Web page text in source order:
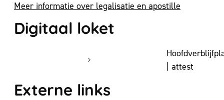
Meer informatie over legalisatie en apostille
Digitaal loket
| attest
Externe links